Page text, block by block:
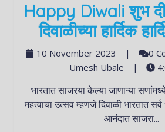
Happy Diwali शुभ
दिवाळीच्या हार्दिक
10 November 2023 | 0
Umesh Ubale
|
भारतात साजरया केल्या जाणाऱ्या सणांमध्ये सर्वात प्रसिद्ध आणि
महत्वाचा उत्सव म्हणजे दिवाळी भारतात
आनंदात साजरा...